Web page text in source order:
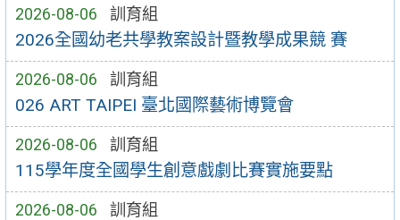
2026-08-06 訓育組
2026全國幼老共學教案設計暨教學成果競 賽
2026-08-06 訓育組
026 ART TAIPEI 臺北國際藝術博覽會
2026-08-06 訓育組
115學年度全國學生創意戲劇比賽實施要點
2026-08-06 訓育組